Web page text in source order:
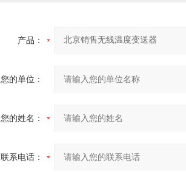
产品：
您的单位：
您的姓名：
联系电话：